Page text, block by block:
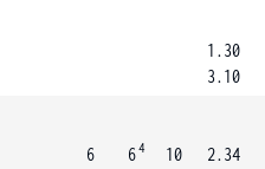
1.30
3.10
6
64
10
2.34